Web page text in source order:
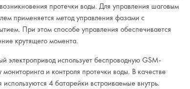
протечки воды. Для управления шаговым
применяется метод управления фазами с
При этом способе управления обеспечивается
крутящего момента.
электропривод использует беспроводную GSM-
мониторинга и контроля протечки воды. В качестве
используются 4 батарейки встраиваемые внутрь.